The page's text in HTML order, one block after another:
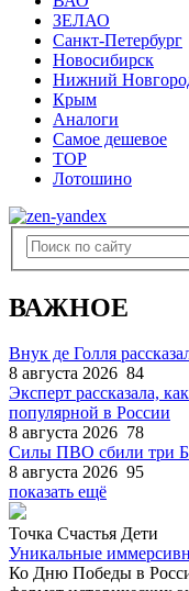
ЗЕЛАО
Санкт-Петербург
Новосибирск
Нижний
Крым
Аналоги
Самое дешевое
TOP
Лотошино
ВАЖНОЕ
Внук де Голля
8 августа 2026 84
Эксперт рассказала,
популярной в России
8 августа 2026 78
Силы ПВО сбили три
8 августа 2026 95
показать ещё
Точка Счастья Дети
Уникальные
Ко Дню Победы в